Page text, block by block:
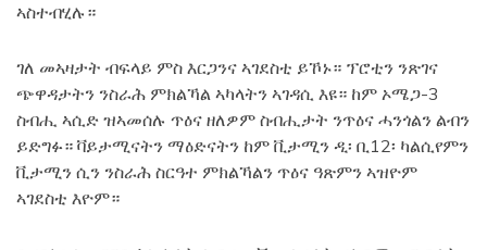
ኣስተብሂሉ።
ገለ መኣዛታት ብፍላይ ምስ እርጋንና ኣገደስቲ ይኾኑ። ፕሮቲን ንጽገና
ጭዋዳታትን ንስራሕ ምክልኻል ኣካላትን ኣገዳሲ እዩ። ከም ኦሜጋ-3
ስብሒ ኣሲድ ዝኣመሰሉ ጥዕና ዘለዎም ስብሒታት ንጥዕና ሓንጎልን ልብን
ይድግፉ። ቫይታሚናትን ማዕድናትን ከም ቪታሚን ዲ፡ ቢ12፡ ካልሲየምን
ቪታሚን ሲን ንስራሕ ስርዓተ ምክልኻልን ጥዕና ዓጽምን ኣዝዮም
ኣገደስቲ እዮም።